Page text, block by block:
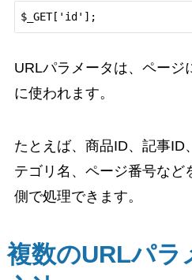
URLパラメータは、ページ
に使われます。
たとえば、商品ID、記事ID
テゴリ名、ページ番号など
側で処理できます。
複数のURLパラ